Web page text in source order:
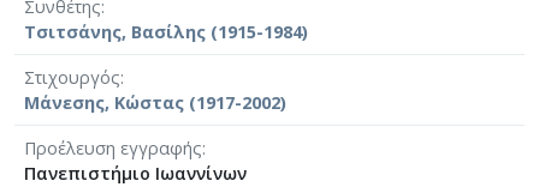
Συνθέτης
Τσιτσάνης, Βασίλης (1915-1984)
Στιχουργός
Μάνεσης, Κώστας (1917-2002)
Προέλευση εγγραφής
Πανεπιστήμιο Ιωαννίνων